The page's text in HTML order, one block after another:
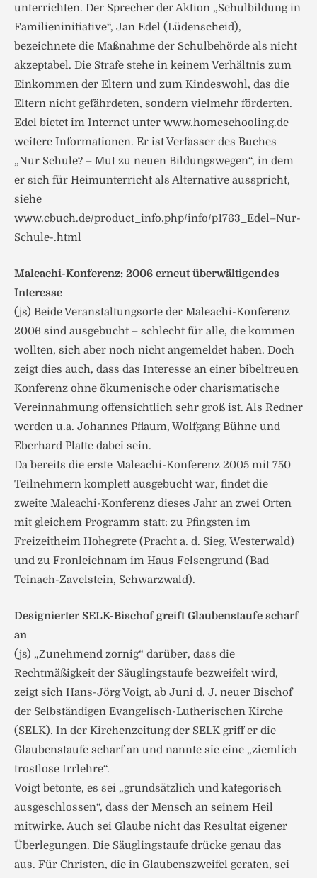
unterrichten. Der Sprecher der Aktion „Schulbildung in
Familieninitiative“, Jan Edel (Lüdenscheid),
bezeichnete die Maßnahme der Schulbehörde als nicht
akzeptabel. Die Strafe stehe in keinem Verhältnis zum
Einkommen der Eltern und zum Kindeswohl, das die
Eltern nicht gefährdeten, sondern vielmehr förderten.
Edel bietet im Internet unter www.homeschooling.de
weitere Informationen. Er ist Verfasser des Buches
„Nur Schule? – Mut zu neuen Bildungswegen“, in dem
er sich für Heimunterricht als Alternative ausspricht,
siehe
www.cbuch.de/product_info.php/info/p1763_Edel–Nur-
Schule-.html
Maleachi-Konferenz: 2006 erneut überwältigendes
Interesse
(js) Beide Veranstaltungsorte der Maleachi-Konferenz
2006 sind ausgebucht – schlecht für alle, die kommen
wollten, sich aber noch nicht angemeldet haben. Doch
zeigt dies auch, dass das Interesse an einer bibeltreuen
Konferenz ohne ökumenische oder charismatische
Vereinnahmung offensichtlich sehr groß ist. Als Redner
werden u.a. Johannes Pflaum, Wolfgang Bühne und
Eberhard Platte dabei sein.
Da bereits die erste Maleachi-Konferenz 2005 mit 750
Teilnehmern komplett ausgebucht war, findet die
zweite Maleachi-Konferenz dieses Jahr an zwei Orten
mit gleichem Programm statt: zu Pfingsten im
Freizeitheim Hohegrete (Pracht a. d. Sieg, Westerwald)
und zu Fronleichnam im Haus Felsengrund (Bad
Teinach-Zavelstein, Schwarzwald).
Designierter SELK-Bischof greift Glaubenstaufe scharf
an
(js) „Zunehmend zornig“ darüber, dass die
Rechtmäßigkeit der Säuglingstaufe bezweifelt wird,
zeigt sich Hans-Jörg Voigt, ab Juni d. J. neuer Bischof
der Selbständigen Evangelisch-Lutherischen Kirche
(SELK). In der Kirchenzeitung der SELK griff er die
Glaubenstaufe scharf an und nannte sie eine „ziemlich
trostlose Irrlehre“.
Voigt betonte, es sei „grundsätzlich und kategorisch
ausgeschlossen“, dass der Mensch an seinem Heil
mitwirke. Auch sei Glaube nicht das Resultat eigener
Überlegungen. Die Säuglingstaufe drücke genau das
aus. Für Christen, die in Glaubenszweifel geraten, sei